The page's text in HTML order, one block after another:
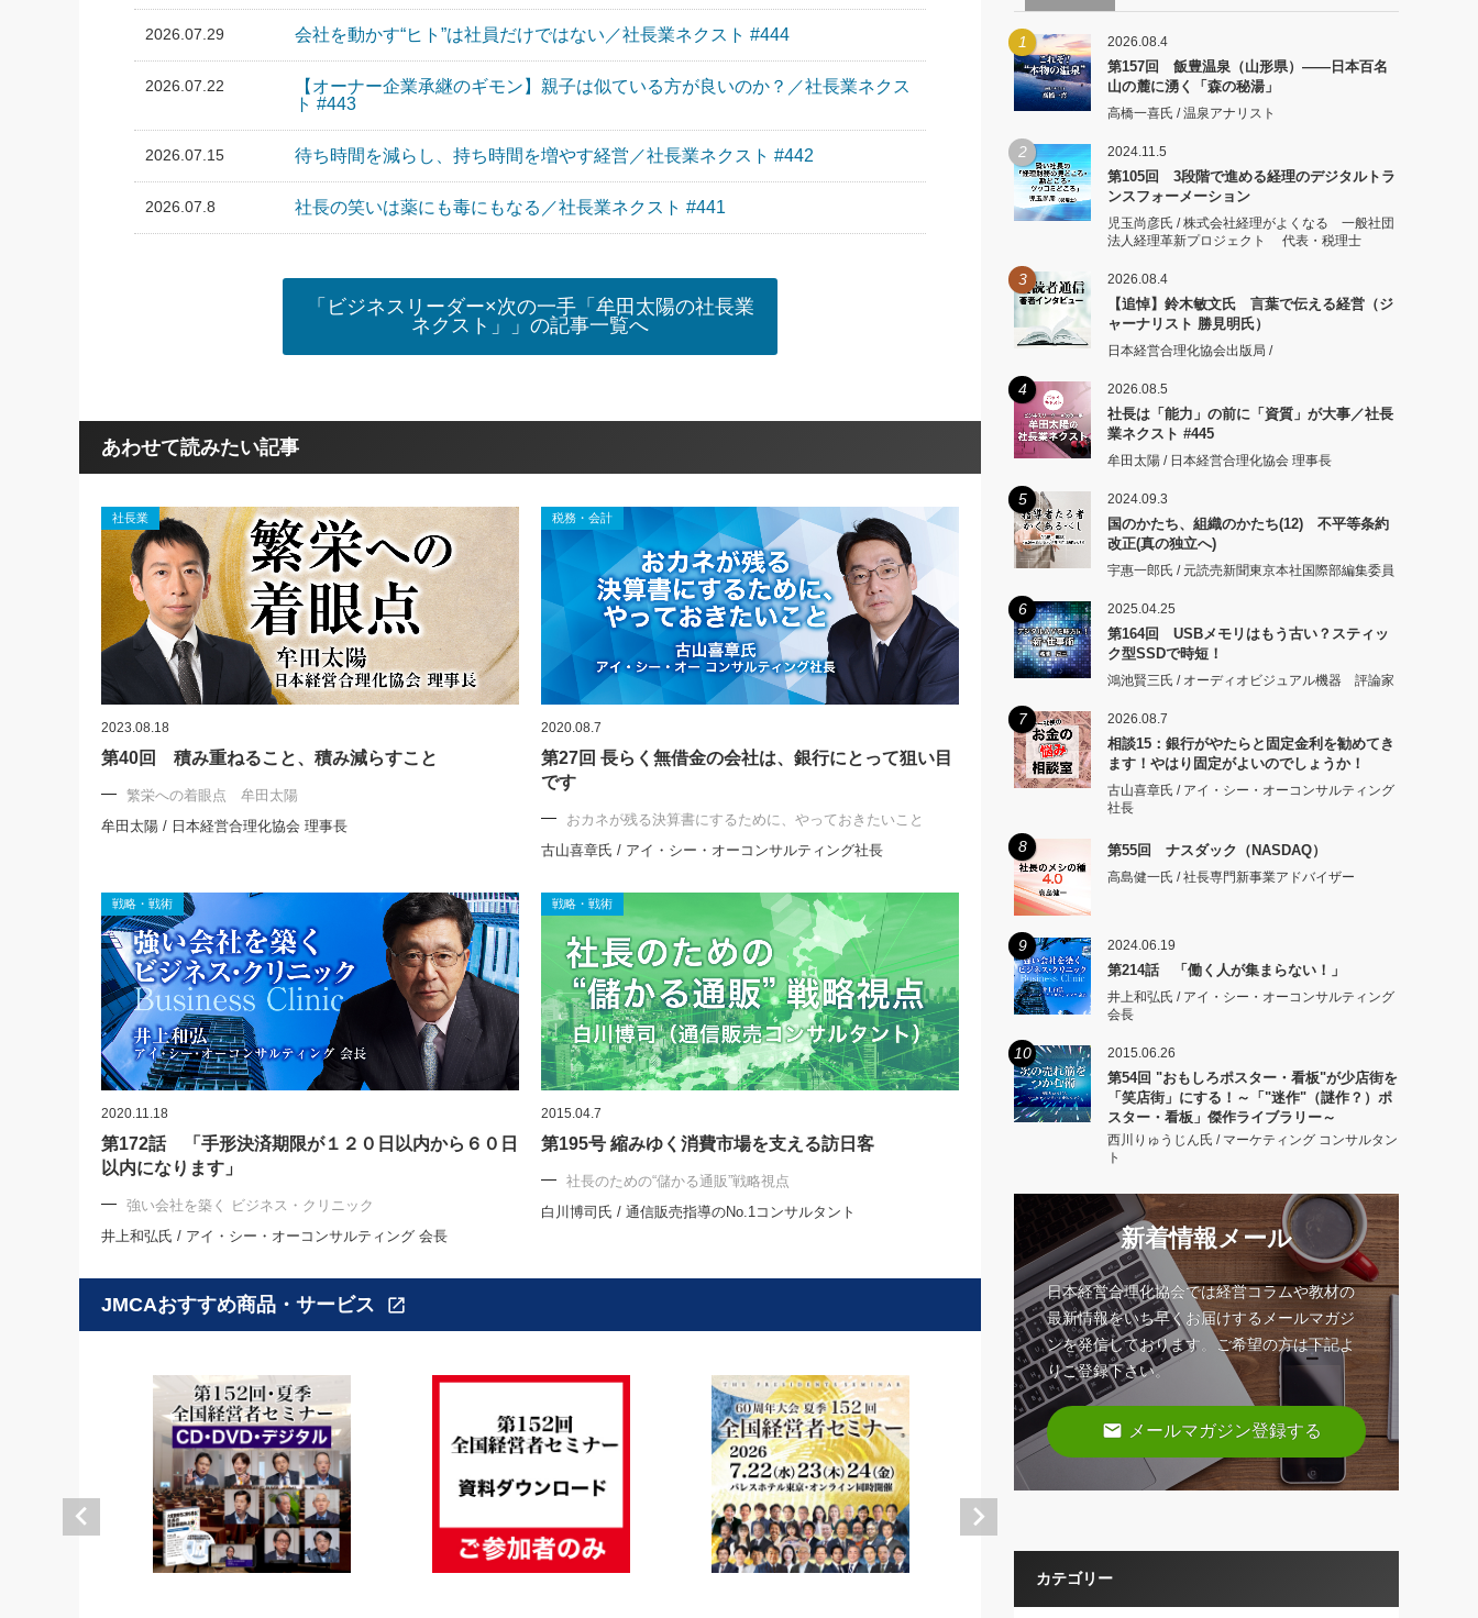
2026.07.29 会社を動かす“ヒト”は社員だけではない／社長業ネクスト #444
2026.07.22
【オーナー企業承継のギモン】親子は似ている方が良いのか？／社長業ネクス
ト #443
2026.07.15 待ち時間を減らし、持ち時間を増やす経営／社長業ネクスト #442
2026.07.8 社長の笑いは薬にも毒にもなる／社長業ネクスト #441
「ビジネスリーダー×次の一手「牟田太陽の社長業
ネクスト」」の記事一覧へ
あわせて読みたい記事
社長業
2023.08.18
第40回 積み重ねること、積み減らすこと
繁栄への着眼点 牟田太陽
牟田太陽 / 日本経営合理化協会 理事長
税務・会計
2020.08.7
第27回 長らく無借金の会社は、銀行にとって狙い目
です
おカネが残る決算書にするために、やっておきたいこと
古山喜章氏 / アイ・シー・オーコンサルティング社長
戦略・戦術
2020.11.18
第172話 「手形決済期限が１２０日以内から６０日
以内になります」
強い会社を築く ビジネス・クリニック
井上和弘氏 / アイ・シー・オーコンサルティング 会長
戦略・戦術
2015.04.7
第195号 縮みゆく消費市場を支える訪日客
社長のための“儲かる通販”戦略視点
白川博司氏 / 通信販売指導のNo.1コンサルタント
JMCAおすすめ商品・サービス open_in_new
1 2026.08.4
第157回 飯豊温泉（山形県）――日本百名
山の麓に湧く「森の秘湯」
高橋一喜氏 / 温泉アナリスト
2 2024.11.5
第105回 3段階で進める経理のデジタルトラ
ンスフォーメーション
児玉尚彦氏 / 株式会社経理がよくなる 一般社団
法人経理革新プロジェクト 代表・税理士
3 2026.08.4
【追悼】鈴木敏文氏 言葉で伝える経営（ジ
ャーナリスト 勝見明氏）
日本経営合理化協会出版局 /
4 2026.08.5
社長は「能力」の前に「資質」が大事／社長
業ネクスト #445
牟田太陽 / 日本経営合理化協会 理事長
5 2024.09.3
国のかたち、組織のかたち(12) 不平等条約
改正(真の独立へ)
宇惠一郎氏 / 元読売新聞東京本社国際部編集委員
6 2025.04.25
第164回 USBメモリはもう古い？スティッ
ク型SSDで時短！
鴻池賢三氏 / オーディオビジュアル機器 評論家
7 2026.08.7
相談15：銀行がやたらと固定金利を勧めてき
ます！やはり固定がよいのでしょうか！
古山喜章氏 / アイ・シー・オーコンサルティング
社長
8 第55回 ナスダック（NASDAQ）
高島健一氏 / 社長専門新事業アドバイザー
9 2024.06.19
第214話 「働く人が集まらない！」
井上和弘氏 / アイ・シー・オーコンサルティング
会長
10 2015.06.26
第54回 "おもしろポスター・看板"が少店街を
「笑店街」にする！～「"迷作"（謎作？）ポ
スター・看板」傑作ライブラリー～
西川りゅうじん氏 / マーケティング コンサルタン
ト
新着情報メール
日本経営合理化協会では経営コラムや教材の
最新情報をいち早くお届けするメールマガジ
ンを発信しております。ご希望の方は下記よ
りご登録下さい。
email メールマガジン登録する
カテゴリー